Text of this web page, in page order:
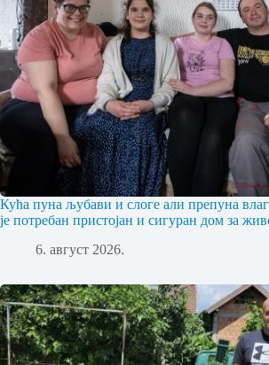
Кућа пуна љубави и слоге али препуна
је потребан пристојан и сигуран дом за
6. август 2026.